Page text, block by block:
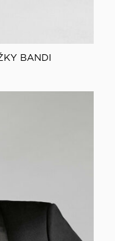
BANDI